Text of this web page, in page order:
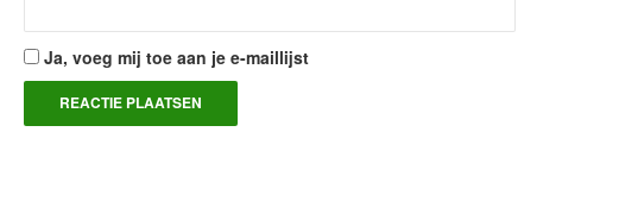
Ja, voeg mij toe aan je e-maillijst